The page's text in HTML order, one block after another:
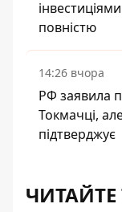
повністю
14:26 вчора
РФ заявила
Токмачці,
підтверджує